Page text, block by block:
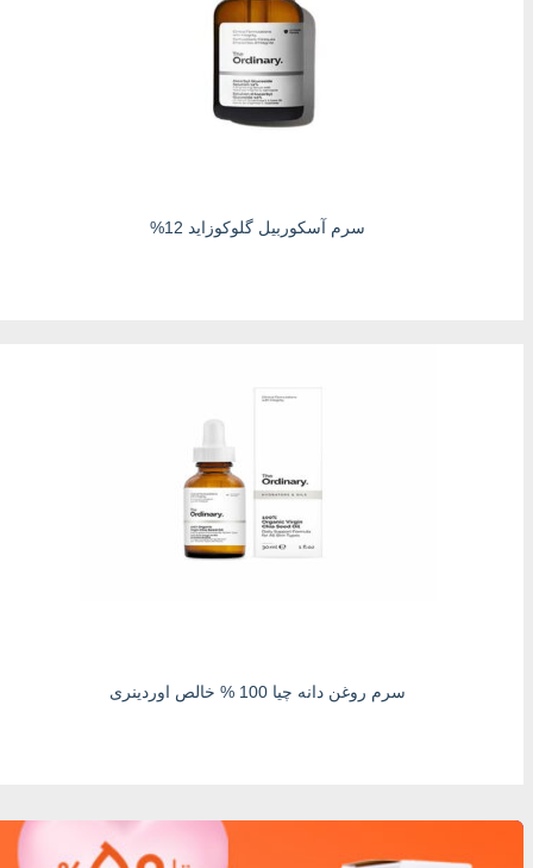
سرم آسکوربیل گلوکوزاید 12%
سرم روغن دانه چیا 100 % خالص اوردینری